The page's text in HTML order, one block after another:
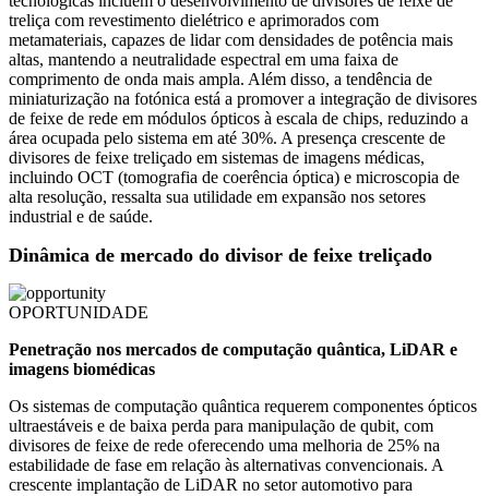
treliça com revestimento dielétrico e aprimorados com
metamateriais, capazes de lidar com densidades de potência mais
altas, mantendo a neutralidade espectral em uma faixa de
comprimento de onda mais ampla. Além disso, a tendência de
miniaturização na fotónica está a promover a integração de divisores
de feixe de rede em módulos ópticos à escala de chips, reduzindo a
área ocupada pelo sistema em até 30%. A presença crescente de
divisores de feixe treliçado em sistemas de imagens médicas,
incluindo OCT (tomografia de coerência óptica) e microscopia de
alta resolução, ressalta sua utilidade em expansão nos setores
industrial e de saúde.
Dinâmica de mercado do divisor de feixe treliçado
OPORTUNIDADE
Penetração nos mercados de computação quântica, LiDAR e
imagens biomédicas
Os sistemas de computação quântica requerem componentes ópticos
ultraestáveis ​​e de baixa perda para manipulação de qubit, com
divisores de feixe de rede oferecendo uma melhoria de 25% na
estabilidade de fase em relação às alternativas convencionais. A
crescente implantação de LiDAR no setor automotivo para